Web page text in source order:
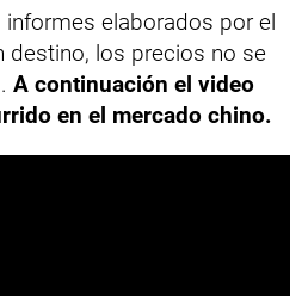
informes elaborados por el
destino, los precios no se
A continuación el video
en el mercado chino.